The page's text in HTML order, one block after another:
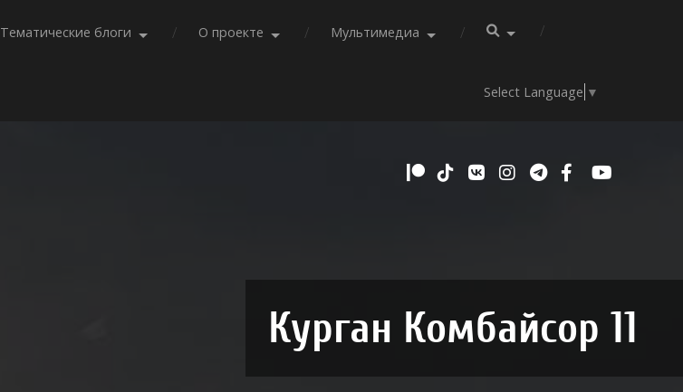
Тематические блоги О проекте Мультимедиа
Select Language ▼
Курган Комбайсор 11